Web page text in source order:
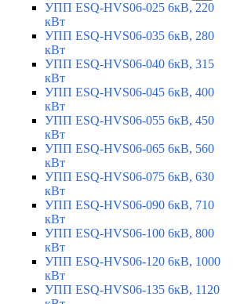
УПП ESQ-HVS06-025 6кВ, 220
кВт
УПП ESQ-HVS06-035 6кВ, 280
кВт
УПП ESQ-HVS06-040 6кВ, 315
кВт
УПП ESQ-HVS06-045 6кВ, 400
кВт
УПП ESQ-HVS06-055 6кВ, 450
кВт
УПП ESQ-HVS06-065 6кВ, 560
кВт
УПП ESQ-HVS06-075 6кВ, 630
кВт
УПП ESQ-HVS06-090 6кВ, 710
кВт
УПП ESQ-HVS06-100 6кВ, 800
кВт
УПП ESQ-HVS06-120 6кВ, 1000
кВт
УПП ESQ-HVS06-135 6кВ, 1120